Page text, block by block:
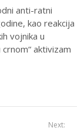
anti-ratni
kao reakcija
vojnika u
aktivizam
Next: